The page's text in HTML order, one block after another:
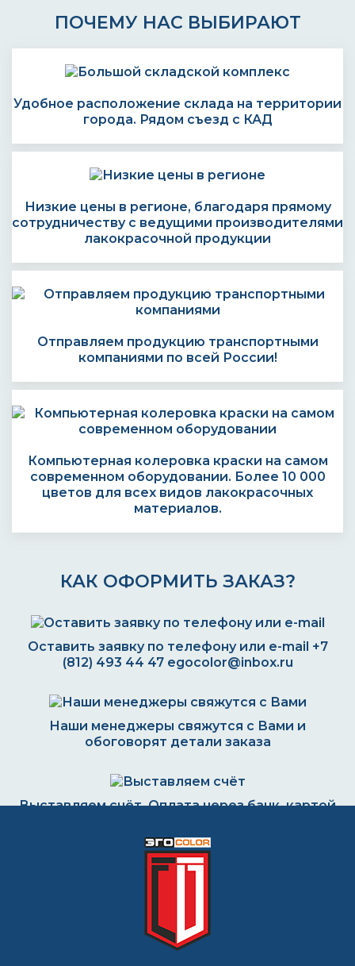
ПОЧЕМУ НАС ВЫБИРАЮТ
Удобное расположение склада на территории
города. Рядом съезд с КАД
Низкие цены в регионе, благодаря прямому
сотрудничеству с ведущими производителями
лакокрасочной продукции
Отправляем продукцию транспортными
компаниями по всей России!
Компьютерная колеровка краски на самом
современном оборудовании. Более 10 000
цветов для всех видов лакокрасочных
материалов.
КАК ОФОРМИТЬ ЗАКАЗ?
Оставить заявку по телефону или e-mail +7
(812) 493 44 47 egocolor@inbox.ru
Наши менеджеры свяжутся с Вами и
обоговорят детали заказа
Выставляем счёт. Оплата через банк, картой